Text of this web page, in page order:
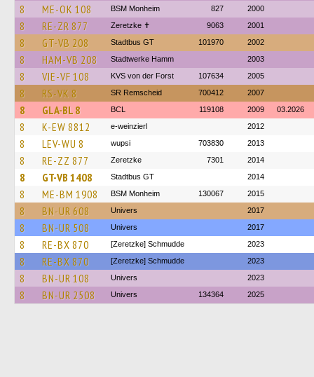
8 ME-OK 108 BSM Monheim 827 2000
8 RE-ZR 877 Zeretzke ✝ 9063 2001
8 GT-VB 208 Stadtbus GT 101970 2002
8 HAM-VB 208 Stadtwerke Hamm 2003
8 VIE-VF 108 KVS von der Forst 107634 2005
8 RS-VK 8 SR Remscheid 700412 2007
8 GLA-BL 8 BCL 119108 2009 03.2026
8 K-EW 8812 e-weinzierl 2012
8 LEV-WU 8 wupsi 703830 2013
8 RE-ZZ 877 Zeretzke 7301 2014
8 GT-VB 1408 Stadtbus GT 2014
8 ME-BM 1908 BSM Monheim 130067 2015
8 BN-UR 608 Univers 2017
8 BN-UR 508 Univers 2017
8 RE-BX 870 [Zeretzke] Schmudde 2023
8 RE-BX 870 [Zeretzke] Schmudde 2023
8 BN-UR 108 Univers 2023
8 BN-UR 2508 Univers 134364 2025